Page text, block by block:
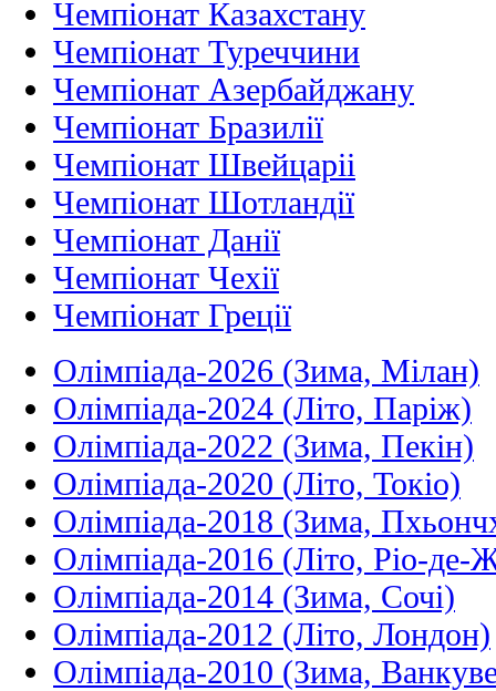
Чемпіонат Казахстану
Чемпіонат Туреччини
Чемпіонат Азербайджану
Чемпіонат Бразилії
Чемпіонат Швейцаріі
Чемпіонат Шотландії
Чемпіонат Данії
Чемпіонат Чехії
Чемпіонат Греції
Олімпіада-2026 (Зима, Мілан)
Олімпіада-2024 (Літо, Паріж)
Олімпіада-2022 (Зима, Пекін)
Олімпіада-2020 (Літо, Токіо)
Олімпіада-2018 (Зима,
Олімпіада-2016 (Літо, Ріо-де-
Олімпіада-2014 (Зима, Сочі)
Олімпіада-2012 (Літо, Лондон)
Олімпіада-2010 (Зима,